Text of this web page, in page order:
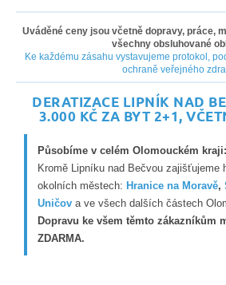
Uváděné ceny jsou včetně dopravy, práce,
všechny obsluhované
Ke každému zásahu vystavujeme protokol,
ochraně veřejného
DERATIZACE LIPNÍK NAD
3.000 KČ ZA BYT 2+1,
Působíme v celém Olomouckém kraji:
Kromě Lipníku nad Bečvou zajišťujeme
okolních městech: Hranice na Moravě,
Uničova ve všech dalších částech
Dopravu ke všem těmto zákazníkům
ZDARMA.